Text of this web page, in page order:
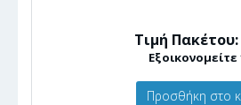
Τιμή Πακέτου:
Εξοικονομείτε
Προσθήκη στο